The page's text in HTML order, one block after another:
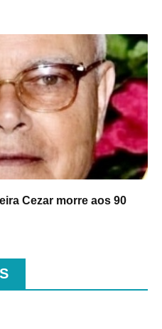
Cezar morre aos 90